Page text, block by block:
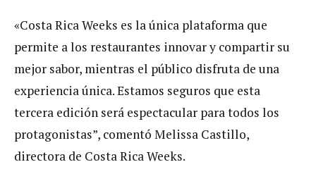
«Costa Rica Weeks es la única plataforma que
permite a los restaurantes innovar y compartir su
mejor sabor, mientras el público disfruta de una
experiencia única. Estamos seguros que esta
tercera edición será espectacular para todos los
protagonistas”, comentó Melissa Castillo,
directora de Costa Rica Weeks.